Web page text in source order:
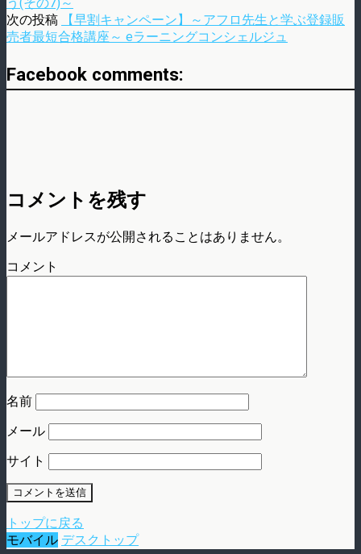
次の投稿
【早割キャンペーン】～アフロ先生と学ぶ登録販
売者最短合格講座～ eラーニングコンシェルジュ
Facebook comments:
コメントを残す
メールアドレスが公開されることはありません。
コメント
名前
メール
サイト
トップに戻る
モバイル デスクトップ